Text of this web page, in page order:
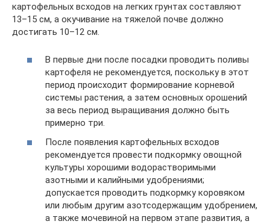
картофельных всходов на легких грунтах составляют
13–15 см, а окучивание на тяжелой почве должно
достигать 10–12 см.
В первые дни после посадки проводить поливы
картофеля не рекомендуется, поскольку в этот
период происходит формирование корневой
системы растения, а затем основных орошений
за весь период выращивания должно быть
примерно три.
После появления картофельных всходов
рекомендуется провести подкормку овощной
культуры хорошими водорастворимыми
азотными и калийными удобрениями;
допускается проводить подкормку коровяком
или любым другим азотсодержащим удобрением,
а также мочевиной на первом этапе развития, а